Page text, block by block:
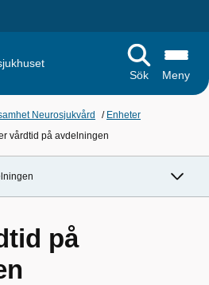
Sök
Meny
Neurosjukvård / Enheter
vårdtid på avdelningen
på